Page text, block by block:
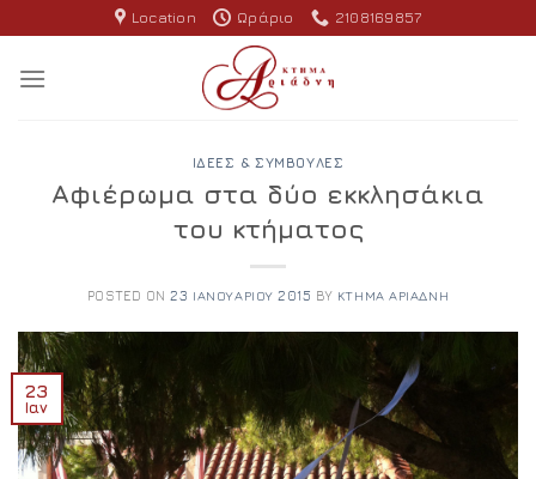
content
Location Ωράριο 2108169857
ΙΔΈΕΣ & ΣΥΜΒΟΥΛΈΣ
Αφιέρωμα στα δύο εκκλησάκια
του κτήματος
POSTED ON23 ΙΑΝΟΥΑΡΊΟΥ 2015 BY ΚΤΉΜΑ ΑΡΙΆΔΝΗ
23
Ιαν